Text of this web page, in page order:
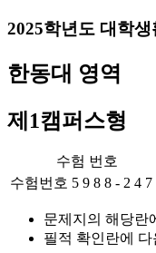
2025학년도 대학생
한동대 영역
제1캠퍼스형
수험 번호
수험번호 5 9 8 8 - 2 4 7
문제지의 해당란
필적 확인란에